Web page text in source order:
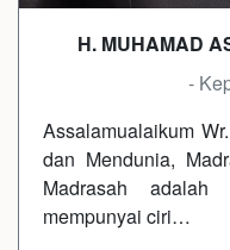
H. MUHAMAD
-
Assalamualaikum
dan Mendunia,
Madrasah adalah
mempunyai ciri…